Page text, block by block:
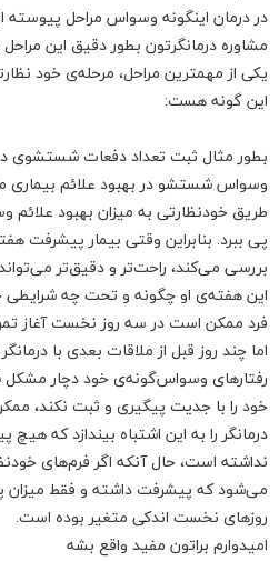
★★
در درمان اینگونه وسواس مراحل
مشاوره درمانگرتون بطور دقیق این
یکی از مهمترین مراحل، مرحله‌ی خود
این گونه هست:
بطور مثال ثبت تعداد دفعات شستشوی
وسواس شستشو در بهبود علائم بیماری
طریق خودنظارتی به میزان بهبود
پی ببرد. بنابراین وقتی بیمار پیشرفت
بررسی می‌کند، راحت‌تر و دقیق‌تر
این هفته‌ی او چگونه و تحت چه
فرد ممکن است در سه روز نخست آغاز
اما چند روز قبل از ملاقات بعدی با
رفتارهای وسواس‌گونه‌ی خود دچار مشکل
خود را با جدیت پیگیری و ثبت نکند،
درمانگر را به این اشتباه بیندازد که
نداشته است، حال آنکه اگر فرم‌های
می‌شود که پیشرفت داشته و فقط میزان
روزهای نخست اندکی متغیر بوده است.
امیدوارم براتون مفید واقع بشه